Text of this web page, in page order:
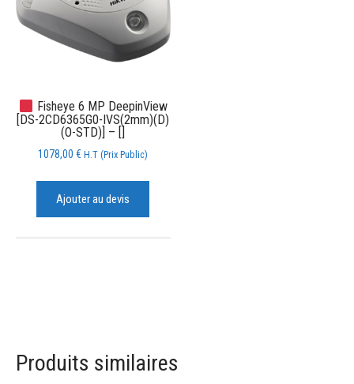
Fisheye 6 MP DeepinView
[DS-2CD6365G0-IVS(2mm)(D)
(O-STD)] – []
1078,00€ H.T (Prix Public)
Ajouter au devis
Produits similaires